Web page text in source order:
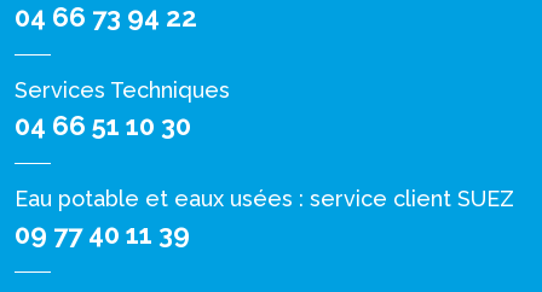
04 66 73 94 22
Services Techniques
04 66 51 10 30
Eau potable et eaux usées : service client SUEZ
09 77 40 11 39